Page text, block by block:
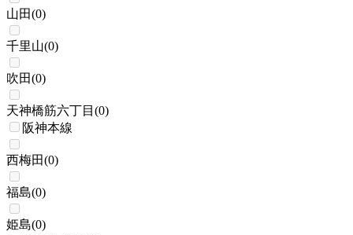
山田(0)
千里山(0)
吹田(0)
天神橋筋六丁目 (0)
阪神本線
西梅田(0)
福島(0)
姫島(0)